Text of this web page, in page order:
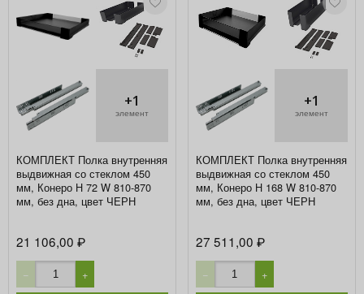
+1
элемент
КОМПЛЕКТ Полка внутренняя
выдвижная со стеклом 450
мм, Конеро H 72 W 810-870
мм, без дна, цвет ЧЕРН
21 106,00₽
− +
+1
элемент
КОМПЛЕКТ Полка внутренняя
выдвижная со стеклом 450
мм, Конеро H 168 W 810-870
мм, без дна, цвет ЧЕРН
27 511,00 ₽
− +